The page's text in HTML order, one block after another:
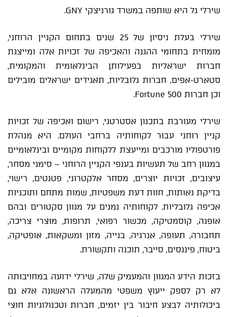
שירלי גל היא שותפה במשרד גורניצקי GNY.
שירלי בעלת ניסיון של 25 שנים בתחום הקניין הרוחני,
מומחית בתחומי ההגנה והאכיפה של זכויות אלה ומייצגת
חברות ישראליות בפעילותן הבינלאומית והמקומית,
סטארט-אפים, חברות גלובליות, תאגידים ישראלים מובילים
וכן חברות Fortune 500.
שירלי מעורבת בתכנון אסטרטגי, רישום ואכיפה של זכויות
קניין רוחני עבור לקוחותיה ברחבי העולם. היא מנהלת
פורטפוליו מורכבים ומייעצת ללקוחות מקומיים ובינלאומיים
במגוון רחב של תעשיות בענפי הקניין הרוחני – סימני מסחר,
עיצובים, זכויות יוצרים, מסחר אלקטרוני, פטנטים, רישוי,
בדיקת נאותות, חוות דעת משפטיות, שמות מתחם ותוכניות
אכיפה גלובליות. לקוחותיה נמנים על מגוון סקטורים ובהם
אופנה, קוסמטיקה, מכשור רפואי, תרופות, מוצרי צריכה,
תחבורה, תעופה, אנרגיה, בנייה, מזון ומשקאות, אופטיקה,
ביטוח, פיננסים, סייבר, תוכנה ותקשורת.
בזכות הידע המגוון והמעמיק שלה, שירלי ידועה במחויבותה
לא רק לספק ייעוץ משפטי מהמעלה הראשונה אלא גם
ביכולותיה לבצע חיבור בין יזמים, חברות וטכנולוגיות חוצי